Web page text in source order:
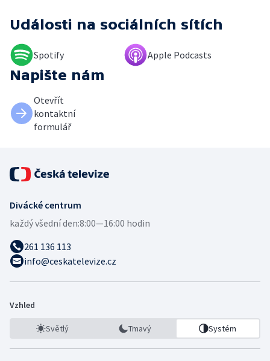
Události na sociálních sítích
Spotify Apple Podcasts
Napište nám
Otevřít
kontaktní
formulář
Divácké centrum
každý všední den:8:00—16:00 hodin
261 136 113
info@ceskatelevize.cz
Vzhled
Světlý Tmavý Systém